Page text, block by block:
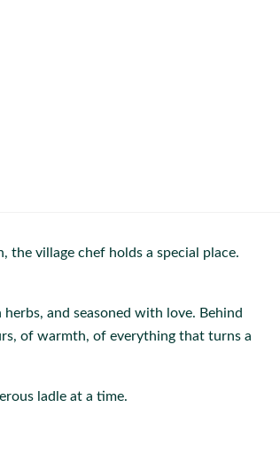
the village chef holds a special place.
and seasoned with love. Behind
of warmth, of everything that turns a
ladle at a time.